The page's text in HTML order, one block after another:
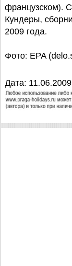
французском).
Кундеры,
2009 года.
Фото: EPA
Дата: 11.06.2009